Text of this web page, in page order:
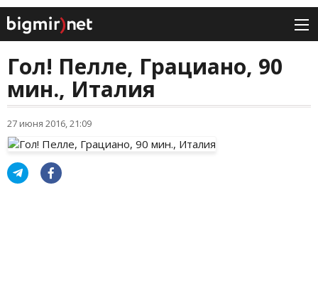
Гол! Пелле, Грациано, 90
мин., Италия
27 июня 2016, 21:09